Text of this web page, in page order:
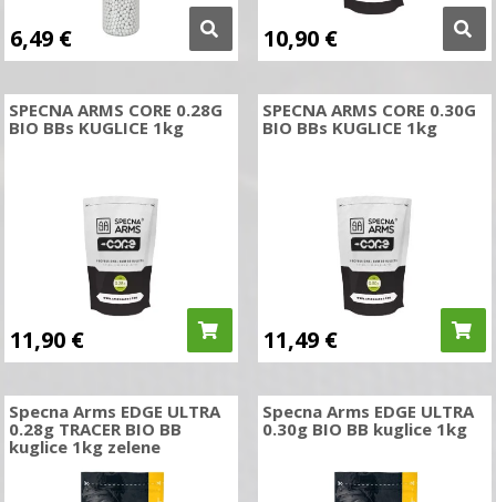
6,49 € 10,90 €
SPECNA ARMS CORE 0.28G
BIO BBs KUGLICE 1kg
11,90 €
SPECNA ARMS CORE 0.30G
BIO BBs KUGLICE 1kg
11,49 €
Specna Arms EDGE ULTRA
0.28g TRACER BIO BB
kuglice 1kg zelene
Specna Arms EDGE ULTRA
0.30g BIO BB kuglice 1kg